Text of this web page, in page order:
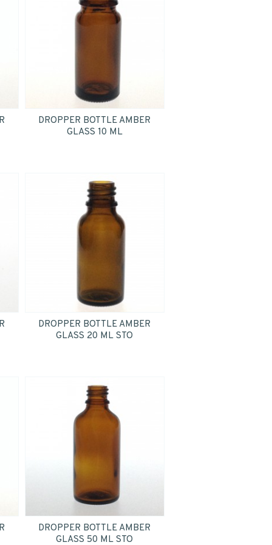
DROPPER BOTTLE AMBER
GLASS 10 ML
DROPPER BOTTLE AMBER
GLASS 20 ML STO
DROPPER BOTTLE AMBER
GLASS 50 ML STO